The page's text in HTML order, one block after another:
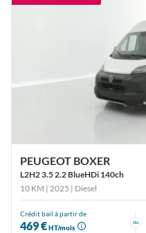
PEUGEOT BOXER
L2H2 3.5 2.2 BlueHDi 140ch
10 KM | 2025 | Diesel
Crédit bail à partir de
469 €HT/mois
ou